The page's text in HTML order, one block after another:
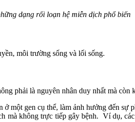
dạng rối loạn hệ miễn dịch phổ biến
môi trường sống và lối sống.
phải là nguyên nhân duy nhất mà
một gen cụ thể, làm ảnh hưởng đến sự
mà không trực tiếp gây bệnh. Ví dụ,